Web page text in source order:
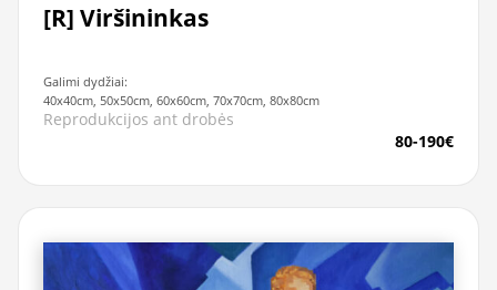
[R] Viršininkas
Galimi dydžiai:
40x40cm, 50x50cm, 60x60cm, 70x70cm, 80x80cm
Reprodukcijos ant drobės
80-190€